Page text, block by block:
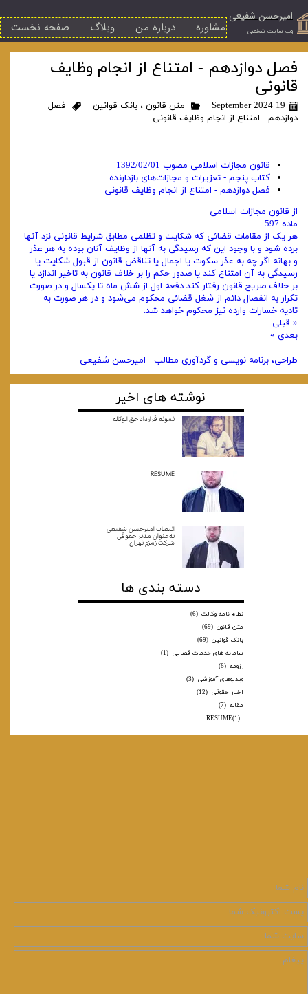
صفحه نخست وبلاگ درباره من مشاوره
امیرحسن شفیعی
​وب سایت شخصی
فصل دوازدهم - امتناع از انجام وظایف
قانونی
19 September 2024 متن قانون ، بانک قوانین
فصل
دوازدهم - امتناع از انجام وظایف قانونی
قانون مجازات اسلامی مصوب 1392/02/01
کتاب پنجم - تعزیرات و مجازات‌های بازدارنده
فصل دوازدهم - امتناع از انجام وظایف قانونی
از قانون مجازات اسلامی
ماده 597
هر یک از مقامات قضائی که شکایت و تظلمی مطابق شرایط قانونی نزد آنها
برده شود و با وجود این که رسیدگی به آنها از وظایف‌ آنان بوده به هر عذر
و بهانه اگر چه به عذر سکوت یا اجمال یا تناقض قانون از قبول شکایت یا
رسیدگی به آن امتناع کند یا صدور حکم را بر خلاف قانون ‌به تاخیر اندازد یا
بر خلاف صریح قانون رفتار کند دفعه اول از شش ماه تا یکسال و در صورت
تکرار به انفصال دائم از شغل قضائی محکوم می‌شود و‌ در هر صورت به
تادیه خسارات وارده نیز محکوم خواهد شد.
« قبلی
بعدی »
طراحی، برنامه نویسی و گردآوری مطالب - امیرحسن شفیعی
نوشته های اخیر
نمونه قرارداد حق الوکاله
RESUME
انتصاب امیرحسن شفیعی
به‌عنوان مدیر حقوقی
شرکت زمزم تهران
دسته بندی ها
نظام نامه وکالت (6)
متن قانون (69)
بانک قوانین (69)
سامانه های خدمات قضایی (1)
رزومه (6)
ویدیوهای آموزشی (3)
اخبار حقوقی (12)
مقاله (7)
RESUME(1)